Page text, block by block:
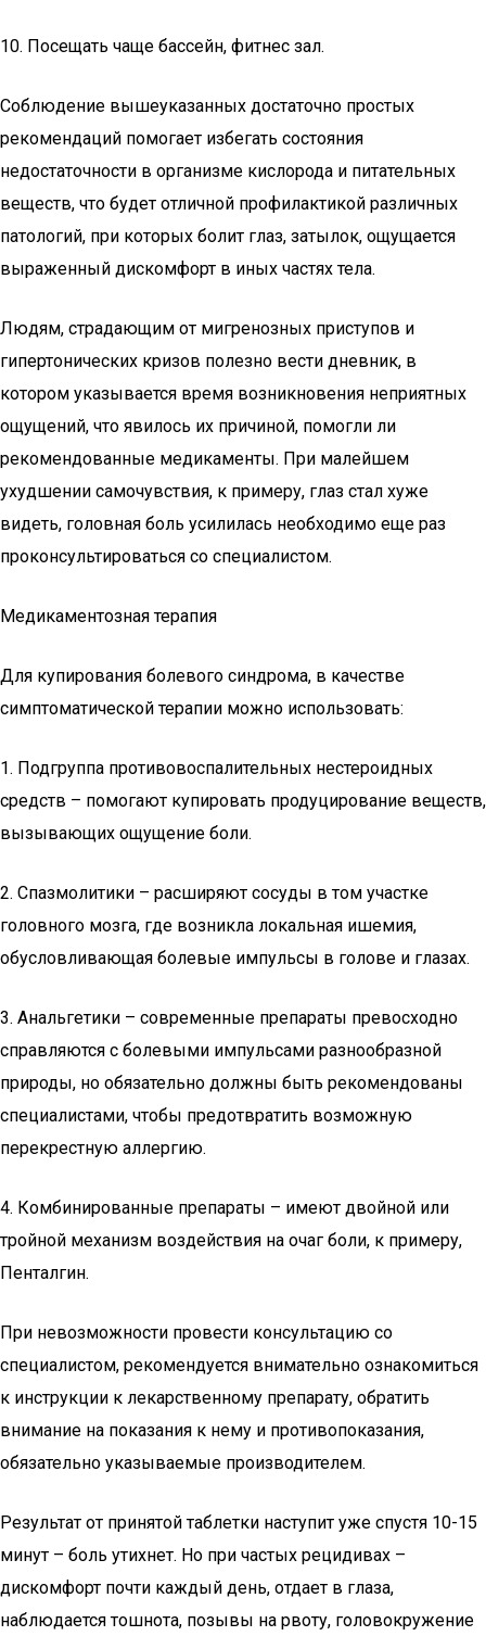
10. Посещать чаще бассейн, фитнес зал.
Соблюдение вышеуказанных достаточно простых
рекомендаций помогает избегать состояния
недостаточности в организме кислорода и питательных
веществ, что будет отличной профилактикой различных
патологий, при которых болит глаз, затылок, ощущается
выраженный дискомфорт в иных частях тела.
Людям, страдающим от мигренозных приступов и
гипертонических кризов полезно вести дневник, в
котором указывается время возникновения неприятных
ощущений, что явилось их причиной, помогли ли
рекомендованные медикаменты. При малейшем
ухудшении самочувствия, к примеру, глаз стал хуже
видеть, головная боль усилилась необходимо еще раз
проконсультироваться со специалистом.
Медикаментозная терапия
Для купирования болевого синдрома, в качестве
симптоматической терапии можно использовать:
1. Подгруппа противовоспалительных нестероидных
средств – помогают купировать продуцирование веществ,
вызывающих ощущение боли.
2. Спазмолитики – расширяют сосуды в том участке
головного мозга, где возникла локальная ишемия,
обусловливающая болевые импульсы в голове и глазах.
3. Анальгетики – современные препараты превосходно
справляются с болевыми импульсами разнообразной
природы, но обязательно должны быть рекомендованы
специалистами, чтобы предотвратить возможную
перекрестную аллергию.
4. Комбинированные препараты – имеют двойной или
тройной механизм воздействия на очаг боли, к примеру,
Пенталгин.
При невозможности провести консультацию со
специалистом, рекомендуется внимательно ознакомиться
к инструкции к лекарственному препарату, обратить
внимание на показания к нему и противопоказания,
обязательно указываемые производителем.
Результат от принятой таблетки наступит уже спустя 10-15
минут – боль утихнет. Но при частых рецидивах –
дискомфорт почти каждый день, отдает в глаза,
наблюдается тошнота, позывы на рвоту, головокружение